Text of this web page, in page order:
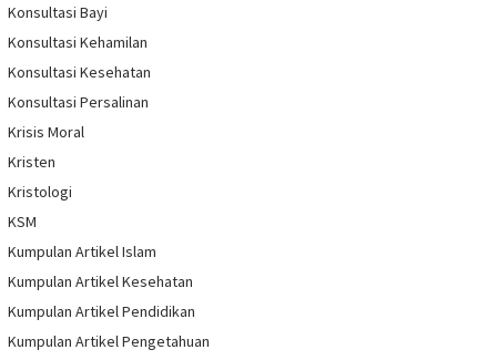
Konsultasi Bayi
Konsultasi Kehamilan
Konsultasi Kesehatan
Konsultasi Persalinan
Krisis Moral
Kristen
Kristologi
KSM
Kumpulan Artikel Islam
Kumpulan Artikel Kesehatan
Kumpulan Artikel Pendidikan
Kumpulan Artikel Pengetahuan